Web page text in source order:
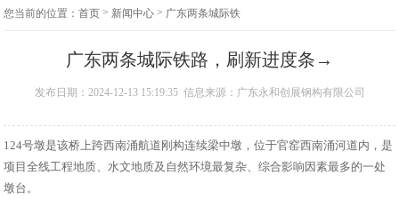
您当前的位置：首页 > 新闻中心 > 广东两条城际铁
广东两条城际铁路，刷新进度条→
发布日期：2024-12-13 15:19:35 信息来源：广东永和创展钢构有限公司
124号墩是该桥上跨西南涌航道刚构连续梁中墩，位于官窑西南涌河道内，是
项目全线工程地质、水文地质及自然环境最复杂、综合影响因素最多的一处
墩台。